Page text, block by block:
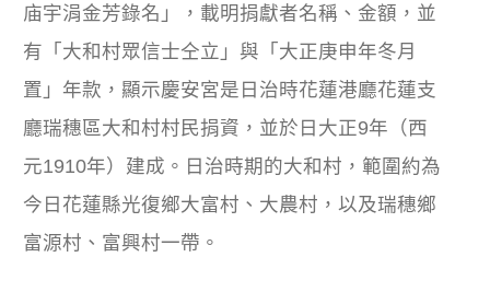
庙宇涓金芳錄名」，載明捐獻者名稱、金額，並
有「大和村眾信士仝立」與「大正庚申年冬月
置」年款，顯示慶安宮是日治時花蓮港廳花蓮支
廳瑞穗區大和村村民捐資，並於日大正9年（西
元1910年）建成。日治時期的大和村，範圍約為
今日花蓮縣光復鄉大富村、大農村，以及瑞穗鄉
富源村、富興村一帶。